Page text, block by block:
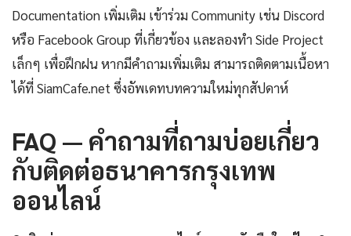
Documentation เพิ่มเติม เข้าร่วม Community เช่น Discord
หรือ Facebook Group ที่เกี่ยวข้อง และลองทำ Side Project
เล็กๆ เพื่อฝึกฝน หากมีคำถามเพิ่มเติม สามารถติดตามเนื้อหา
ได้ที่ SiamCafe.net ซึ่งอัพเดทบทความใหม่ทุกสัปดาห์
FAQ — คำถามที่ถามบ่อยเกี่ยว
กับติดต่อธนาคารกรุงเทพ
ออนไลน์